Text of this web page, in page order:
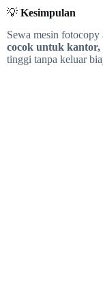
💡 Kesimpulan
Sewa mesin
cocok untuk kantor,
tinggi tanpa keluar